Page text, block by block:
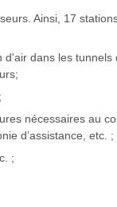
Ainsi, 17
dans les tunnels
nécessaires au
d’assistance, etc. ;
;